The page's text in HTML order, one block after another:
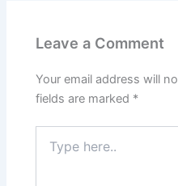
o
k
p
Leave a Comment
Your email address will
fields are marked *
here..